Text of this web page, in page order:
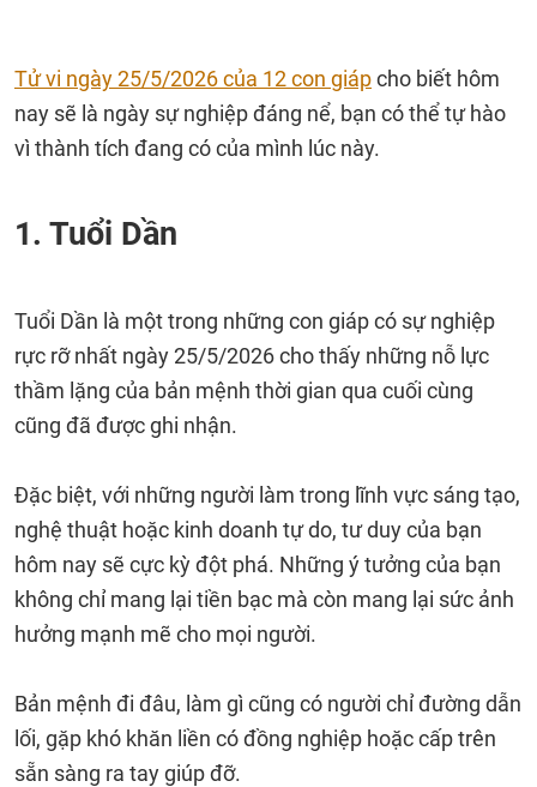
Tử vi ngày 25/5/2026 của 12 con giápcho biết hôm
nay sẽ là ngày sự nghiệp đáng nể, bạn có thể tự hào
vì thành tích đang có của mình lúc này.
1. Tuổi Dần
Tuổi Dần là một trong những con giáp có sự nghiệp
rực rỡ nhất ngày 25/5/2026 cho thấy những nỗ lực
thầm lặng của bản mệnh thời gian qua cuối cùng
cũng đã được ghi nhận.
Đặc biệt, với những người làm trong lĩnh vực sáng tạo,
nghệ thuật hoặc kinh doanh tự do, tư duy của bạn
hôm nay sẽ cực kỳ đột phá. Những ý tưởng của bạn
không chỉ mang lại tiền bạc mà còn mang lại sức ảnh
hưởng mạnh mẽ cho mọi người.
Bản mệnh đi đâu, làm gì cũng có người chỉ đường dẫn
lối, gặp khó khăn liền có đồng nghiệp hoặc cấp trên
sẵn sàng ra tay giúp đỡ.